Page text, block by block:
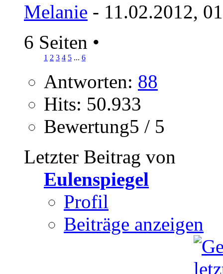
Melanie - 11.02.2012,
6 Seiten •
1 2 3 4 5 ... 6
Antworten: 88
Hits: 50.933
Bewertung5 / 5
Letzter Beitrag von
Eulenspiegel
Profil
Beiträge anzeigen